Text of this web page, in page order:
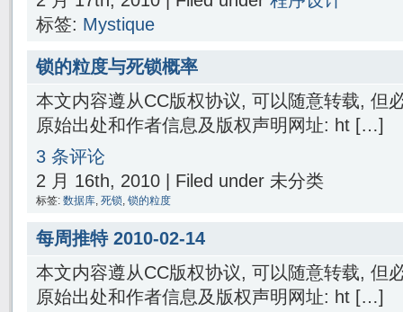
标签: Mystique
锁的粒度与死锁概率
本文内容遵从CC版权协议, 可以随意转载, 但
原始出处和作者信息及版权声明网址: ht […]
3 条评论
2 月 16th, 2010 | Filed under 未分类
标签: 数据库, 死锁, 锁的粒度
每周推特 2010-02-14
本文内容遵从CC版权协议, 可以随意转载, 但
原始出处和作者信息及版权声明网址: ht […]